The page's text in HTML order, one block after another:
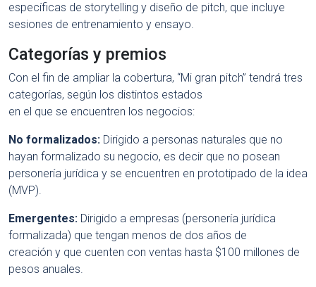
específicas de storytelling y diseño de pitch, que incluye
sesiones de entrenamiento y ensayo.
Categorías y premios
Con el fin de ampliar la cobertura, “Mi gran pitch” tendrá tres
categorías, según los distintos estados
en el que se encuentren los negocios:
No formalizados: Dirigido a personas naturales que no
hayan formalizado su negocio, es decir que no posean
personería jurídica y se encuentren en prototipado de la idea
(MVP).
Emergentes: Dirigido a empresas (personería jurídica
formalizada) que tengan menos de dos años de
creación y que cuenten con ventas hasta $100 millones de
pesos anuales.